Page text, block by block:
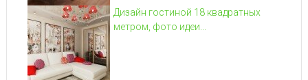
Дизайн гостиной 18 квадратных
метром, фото идеи...